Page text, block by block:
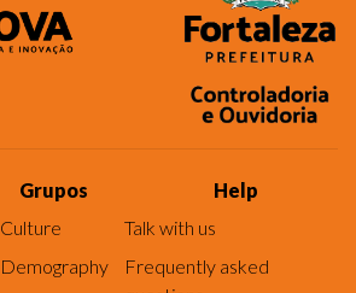
Grupos
Culture
Demography
Help
Talk with us
Frequently asked